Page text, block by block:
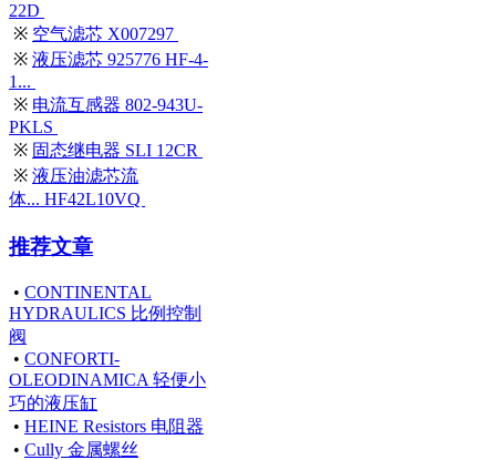
22D
※ 空气滤芯 X007297
※ 液压滤芯 925776 HF-4-
1...
※ 电流互感器 802-943U-
PKLS
※ 固态继电器 SLI 12CR
※ 液压油滤芯流
体... HF42L10VQ
推荐文章
• CONTINENTAL
HYDRAULICS 比例控制
阀
• CONFORTI-
OLEODINAMICA 轻便小
巧的液压缸
• HEINE Resistors 电阻器
• Cully 金属螺丝